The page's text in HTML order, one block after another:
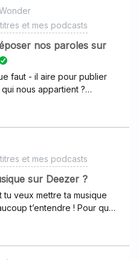
et mes podcasts
nos paroles sur
faut - il aire pour publier
nous appartient ?
et mes podcasts
sur Deezer ?
veux mettre ta musique
t’entendre ! Pour que
streaming sur Deezer, il
distributeurs digitaux de